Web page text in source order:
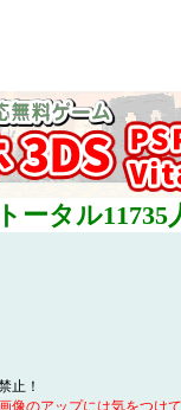
ータル11735
止！
像のアップには気をつけ